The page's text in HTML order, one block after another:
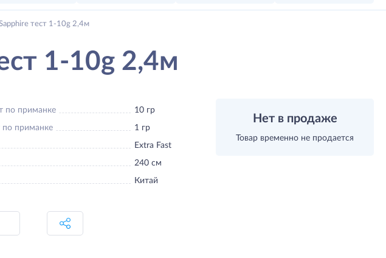
тест 1-10g 2,4м
1-10g 2,4м
Нет в продаже
Товар временно не продается
по приманке 10 гр
приманке 1 гр
Extra Fast
240 см
Китай